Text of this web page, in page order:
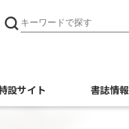
設サイト 書誌情報